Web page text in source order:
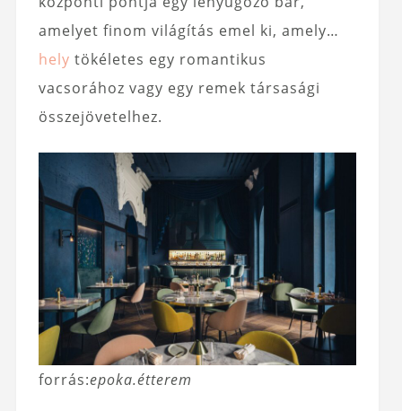
amelyet finom világítás emel ki, amely…
hely tökéletes egy romantikus
vacsorához vagy egy remek társasági
összejövetelhez.
forrás:epoka.étterem